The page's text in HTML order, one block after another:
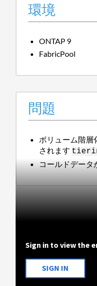
環境
ONTAP 9
FabricPool
問題
ボリューム階層
されます
コールドデータ
Sign in to view the
SIGN IN